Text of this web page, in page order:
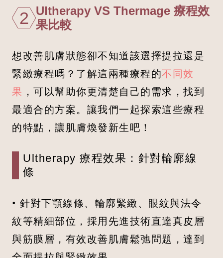
2 Ultherapy VS Thermage 療程效
果比較
想改善肌膚狀態卻不知道該選擇提拉還是
緊緻療程嗎？了解這兩種療程的不同效
果 ，可以幫助你更清楚自己的需求，找到
最適合的方案。讓我們一起探索這些療程
的特點，讓肌膚煥發新生吧！
Ultherapy 療程效果：針對輪廓線
條
• 針對下顎線條、輪廓緊緻、眼紋與法令
紋等精細部位，採用先進技術直達真皮層
與筋膜層，有效改善肌膚鬆弛問題，達到